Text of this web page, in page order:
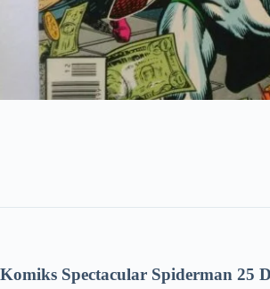
Komiks Spectacular Spiderman 25